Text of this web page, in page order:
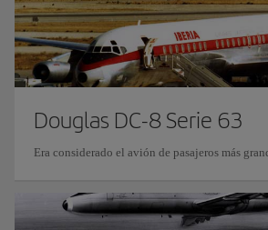
Douglas DC-8 Serie 63
Era considerado el avión de pasajeros más